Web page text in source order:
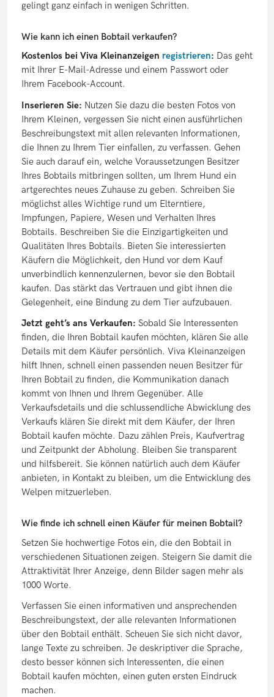
gelingt ganz einfach in wenigen Schritten.
Wie kann ich einen Bobtail verkaufen?
Kostenlos bei Viva Kleinanzeigen registrieren: Das geht
mit Ihrer E-Mail-Adresse und einem Passwort oder
Ihrem Facebook-Account.
Inserieren Sie: Nutzen Sie dazu die besten Fotos von
Ihrem Kleinen, vergessen Sie nicht einen ausführlichen
Beschreibungstext mit allen relevanten Informationen,
die Ihnen zu Ihrem Tier einfallen, zu verfassen. Gehen
Sie auch darauf ein, welche Voraussetzungen Besitzer
Ihres Bobtails mitbringen sollten, um Ihrem Hund ein
artgerechtes neues Zuhause zu geben. Schreiben Sie
möglichst alles Wichtige rund um Elterntiere,
Impfungen, Papiere, Wesen und Verhalten Ihres
Bobtails. Beschreiben Sie die Einzigartigkeiten und
Qualitäten Ihres Bobtails. Bieten Sie interessierten
Käufern die Möglichkeit, den Hund vor dem Kauf
unverbindlich kennenzulernen, bevor sie den Bobtail
kaufen. Das stärkt das Vertrauen und gibt ihnen die
Gelegenheit, eine Bindung zu dem Tier aufzubauen.
Jetzt geht’s ans Verkaufen: Sobald Sie Interessenten
finden, die Ihren Bobtail kaufen möchten, klären Sie alle
Details mit dem Käufer persönlich. Viva Kleinanzeigen
hilft Ihnen, schnell einen passenden neuen Besitzer für
Ihren Bobtail zu finden, die Kommunikation danach
kommt von Ihnen und Ihrem Gegenüber. Alle
Verkaufsdetails und die schlussendliche Abwicklung des
Verkaufs klären Sie direkt mit dem Käufer, der Ihren
Bobtail kaufen möchte. Dazu zählen Preis, Kaufvertrag
und Zeitpunkt der Abholung. Bleiben Sie transparent
und hilfsbereit. Sie können natürlich auch dem Käufer
anbieten, in Kontakt zu bleiben, um die Entwicklung des
Welpen mitzuerleben.
Wie finde ich schnell einen Käufer für meinen Bobtail?
Setzen Sie hochwertige Fotos ein, die den Bobtail in
verschiedenen Situationen zeigen. Steigern Sie damit die
Attraktivität Ihrer Anzeige, denn Bilder sagen mehr als
1000 Worte.
Verfassen Sie einen informativen und ansprechenden
Beschreibungstext, der alle relevanten Informationen
über den Bobtail enthält. Scheuen Sie sich nicht davor,
lange Texte zu schreiben. Je deskriptiver die Sprache,
desto besser können sich Interessenten, die einen
Bobtail kaufen möchten, einen guten ersten Eindruck
machen.